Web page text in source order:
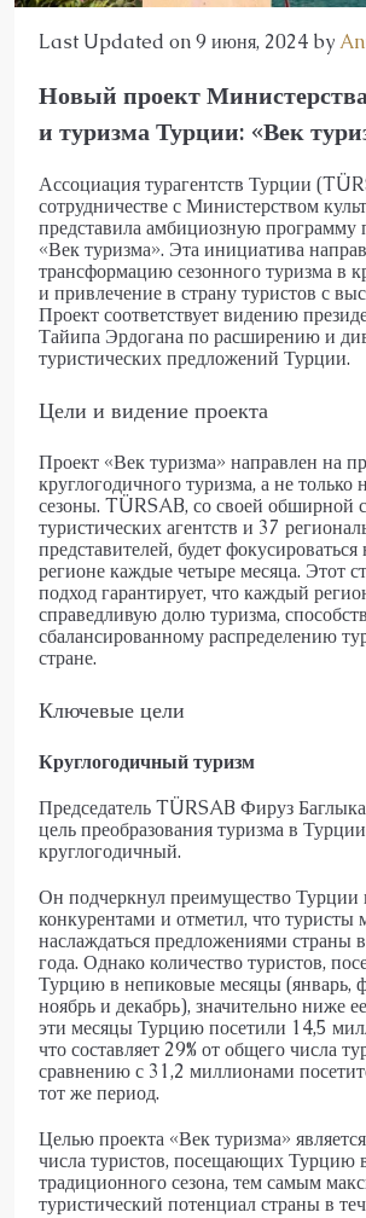
Last Updated on 9 июня, 2024 by
Новый проект
и туризма Турции: «Век
Ассоциация турагентств Турции
сотрудничестве с Министерством
представила амбициозную программу
«Век туризма». Эта инициатива
трансформацию сезонного туризма в
и привлечение в страну туристов с
Проект соответствует видению
Тайипа Эрдогана по расширению и
туристических предложений Турции.
Цели и видение проекта
Проект «Век туризма» направлен на
круглогодичного туризма, а не только
сезоны. TÜRSAB, со своей обширной
туристических агентств и 37
представителей, будет
регионе каждые четыре месяца. Этот
подход гарантирует, что каждый
справедливую долю туризма,
сбалансированному распределению
стране.
Ключевые цели
Круглогодичный туризм
Председатель TÜRSAB Фируз
цель преобразования туризма в
круглогодичный.
Он подчеркнул преимущество Турции
конкурентами и отметил, что туристы
наслаждаться предложениями страны
года. Однако количество туристов,
Турцию в непиковые месяцы (январь,
ноябрь и декабрь), значительно ниже
эти месяцы Турцию посетили 14,5
что составляет 29% от общего числа
сравнению с 31,2 миллионами
тот же период.
Целью проекта «Век туризма»
числа туристов, посещающих Турцию
традиционного сезона, тем самым
туристический потенциал страны в